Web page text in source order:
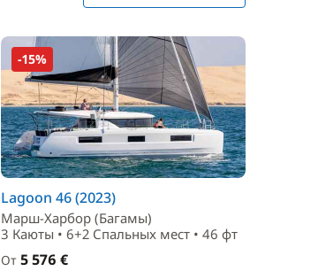
-15%
Lagoon 46 (2023)
Марш-Харбор (Багамы)
3 Каюты • 6+2 Спальныx мест • 46 фт
От 5 576 €